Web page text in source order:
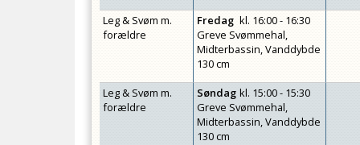
Leg & Svøm m.
forældre
Fredag kl. 16:00 - 16:30
Greve Svømmehal,
Midterbassin, Vanddybde
130 cm
Leg & Svøm m.
forældre
Søndag kl. 15:00 - 15:30
Greve Svømmehal,
Midterbassin, Vanddybde
130 cm